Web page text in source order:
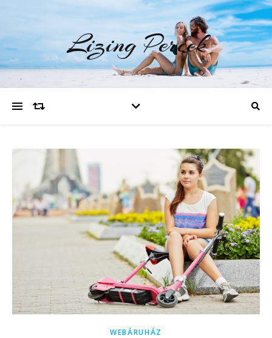
Lizing Percek
WEBÁRUHÁZ